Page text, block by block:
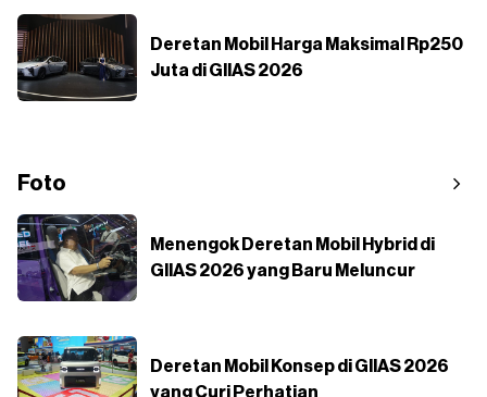
Deretan Mobil Harga Maksimal Rp250
Juta di GIIAS 2026
Foto
Menengok Deretan Mobil Hybrid di
GIIAS 2026 yang Baru Meluncur
Deretan Mobil Konsep di GIIAS 2026
yang Curi Perhatian